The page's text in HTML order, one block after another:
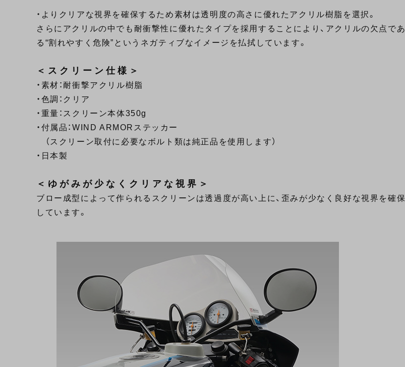
・よりクリアな視界を確保するため素材は透明度の高さに優れたアクリル樹脂を選択。
さらにアクリルの中でも耐衝撃性に優れたタイプを採用することにより、アクリルの欠点であ
る“割れやすく危険”というネガティブなイメージを払拭しています。
＜スクリーン仕様＞
・素材：耐衝撃アクリル樹脂
・色調：クリア
・重量：スクリーン本体350g
・付属品：WIND ARMORステッカー
（スクリーン取付に必要なボルト類は純正品を使用します）
・日本製
＜ゆがみが少なくクリアな視界＞
ブロー成型によって作られるスクリーンは透過度が高い上に、歪みが少なく良好な視界を確保
しています。